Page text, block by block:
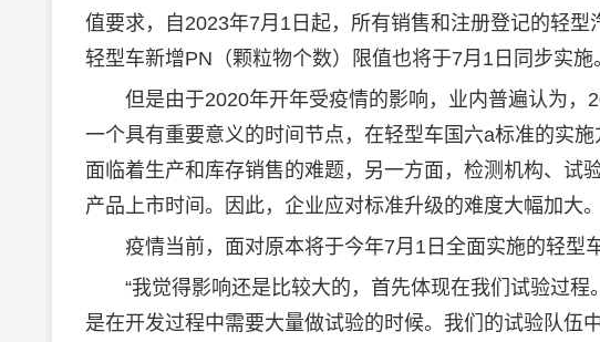
值要求，自2023年7月1日起，所有销售和注册登记的轻型
轻型车新增PN（颗粒物个数）限值也将于7月1日同步实施
但是由于2020年开年受疫情的影响，业内普遍认为，
一个具有重要意义的时间节点，在轻型车国六a标准的实
面临着生产和库存销售的难题，另一方面，检测机构、试
产品上市时间。因此，企业应对标准升级的难度大幅加大。
疫情当前，面对原本将于今年7月1日全面实施的轻型
“我觉得影响还是比较大的，首先体现在我们试验过程
是在开发过程中需要大量做试验的时候。我们的试验队伍